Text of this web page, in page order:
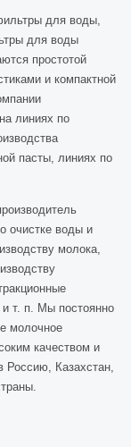
для воды,
для воды
простотой
и компактной
линиях по
пасты, линиях по
очистке воды и
молока,
т. п. Мы постоянно
молочное
качеством и
Россию, Казахстан,